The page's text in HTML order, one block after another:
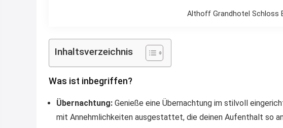
Althoff Grandhotel Schloss
Inhaltsverzeichnis
Was ist inbegriffen?
Übernachtung: Genieße eine Übernachtung im stilvoll
mit Annehmlichkeiten ausgestattet, die deinen Aufenthalt so